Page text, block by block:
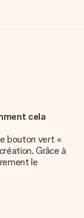
cela
bouton vert «
Grâce à
le